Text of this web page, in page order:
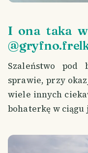
I ona taka w
Szaleństwo pod
sprawie, przy
wiele innych
bohaterkę w ciągu